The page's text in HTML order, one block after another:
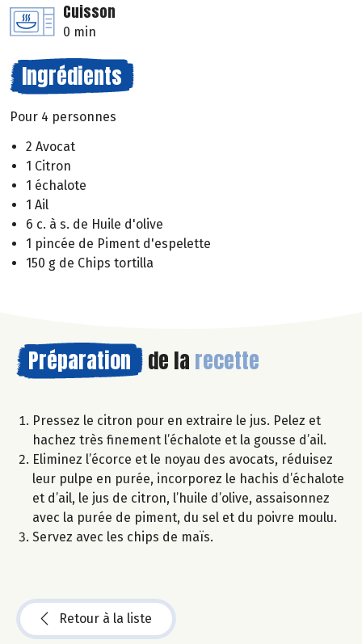
Cuisson
0 min
Ingrédients
Pour 4 personnes
2 Avocat
1 Citron
1 échalote
1 Ail
6 c. à s. de Huile d'olive
1 pincée de Piment d'espelette
150 g de Chips tortilla
Préparation de la recette
Pressez le citron pour en extraire le jus. Pelez et
hachez très finement l’échalote et la gousse d’ail.
Eliminez l’écorce et le noyau des avocats, réduisez
leur pulpe en purée, incorporez le hachis d’échalote
et d’ail, le jus de citron, l’huile d’olive, assaisonnez
avec la purée de piment, du sel et du poivre moulu.
Servez avec les chips de maïs.
Retour à la liste